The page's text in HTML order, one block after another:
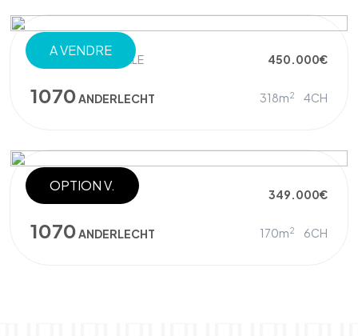
A VENDRE
MAISON UNIFAMILIALE 450.000€
1070ANDERLECHT 318m2 4CH
OPTION V.
MAISON 349.000€
1070ANDERLECHT 170m2 6CH